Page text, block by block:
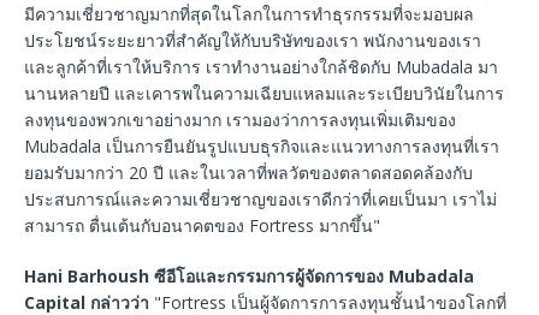
มีความเชี่ยวชาญมากที่สุดในโลกในการทำธุรกรรมที่จะมอบผล
ประโยชน์ระยะยาวที่สำคัญให้กับบริษัทของเรา พนักงานของเรา
และลูกค้าที่เราให้บริการ เราทำงานอย่างใกล้ชิดกับ Mubadala มา
นานหลายปี และเคารพในความเฉียบแหลมและระเบียบวินัยในการ
ลงทุนของพวกเขาอย่างมาก เรามองว่าการลงทุนเพิ่มเติมของ
Mubadala เป็นการยืนยันรูปแบบธุรกิจและแนวทางการลงทุนที่เรา
ยอมรับมากว่า 20 ปี และในเวลาที่พลวัตของตลาดสอดคล้องกับ
ประสบการณ์และความเชี่ยวชาญของเราดีกว่าที่เคยเป็นมา เราไม่
สามารถ ตื่นเต้นกับอนาคตของ Fortress มากขึ้น"
Hani Barhoush ซีอีโอและกรรมการผู้จัดการของ Mubadala
Capital กล่าวว่า "Fortress เป็นผู้จัดการการลงทุนชั้นนำของโลกที่